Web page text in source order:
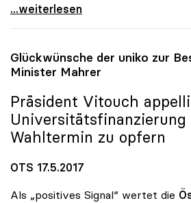
uniko begrüsst Entscheidung der
...weiterlesen
Glückwünsche der uniko zur
Minister Mahrer
Präsident Vitouch
Wahltermin zu opfern
OTS 17.5.2017
Als „positives Signal“ wertet die